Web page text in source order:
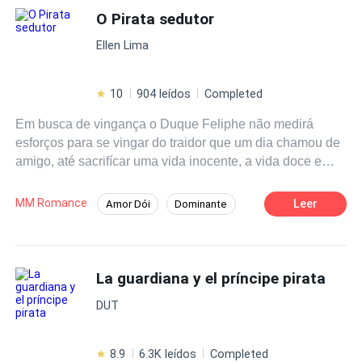
tenerla en sus manos. Lo que ella no sabía era que estos
dos hombres son en realidad los jefes de la mafia
estadounidense. Lo que era solo deseo se estaba
Chica mala Diferencia de Edad
POV en primera persona
O Pirata sedutor
Ellen Lima
10 904 leídos Completed
Em busca de vingança o Duque Feliphe não medirá
esforços para se vingar do traidor que um dia chamou de
amigo, até sacrifícar uma vida inocente, a vida doce e
MM Romance Amor Dói Dominante Leer
La guardiana y el príncipe pirata
DUT
8.9 6.3K leídos Completed